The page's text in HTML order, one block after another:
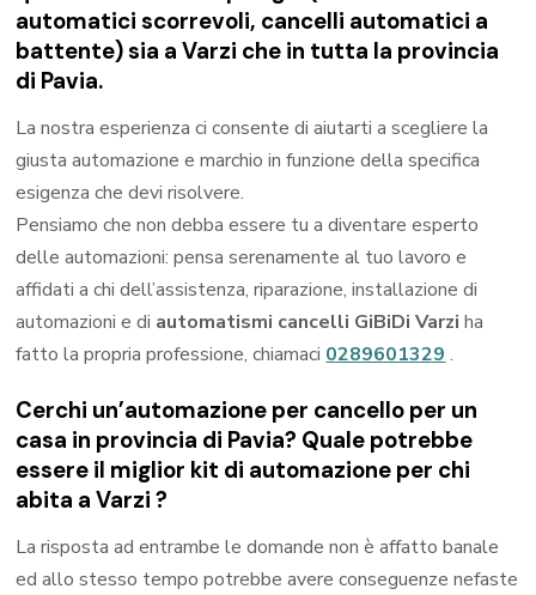
automatici scorrevoli, cancelli automatici a
battente) sia a Varzi che in tutta la provincia
di Pavia.
La nostra esperienza ci consente di aiutarti a scegliere la
giusta automazione e marchio in funzione della specifica
esigenza che devi risolvere.
Pensiamo che non debba essere tu a diventare esperto
delle automazioni: pensa serenamente al tuo lavoro e
affidati a chi dell’assistenza, riparazione, installazione di
automazioni e di automatismi cancelli GiBiDi Varzi ha
fatto la propria professione, chiamaci 0289601329 .
Cerchi un’automazione per cancello per un
casa in provincia di Pavia? Quale potrebbe
essere il miglior kit di automazione per chi
abita aVarzi ?
La risposta ad entrambe le domande non è affatto banale
ed allo stesso tempo potrebbe avere conseguenze nefaste